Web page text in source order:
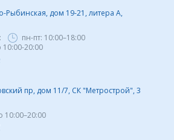
Рыбинская, дом 19-21, литера А,
пн-пт: 10:00–18:00
20:00
пр, дом 11/7, СК "Метрострой", 3
10:00–20:00